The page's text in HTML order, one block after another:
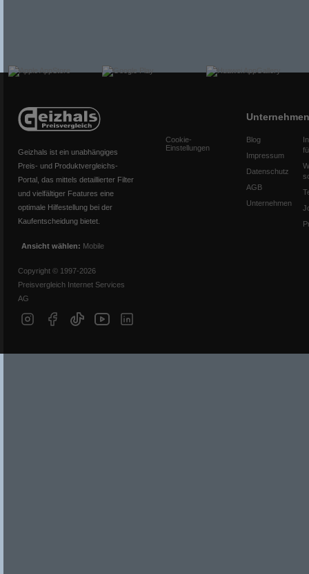
Geizhals ist ein unabhängiges
Preis- und Produktvergleichs-
Portal, das mittels detaillierter Filter
und vielfältiger Features eine
optimale Hilfestellung bei der
Kaufentscheidung bietet.
Ansicht wählen: Mobile
Copyright © 1997-2026
Preisvergleich Internet Services
AG
Cookie-
Einstellungen
Unternehmen
Blog
Impressum
Datenschutz
AGB
Unternehmen